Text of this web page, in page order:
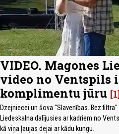
VIDEO. Magones
video no Ventspils
komplimentu jūru 1
Dzejniecei un šova "Slavenības. Bez
Liedeskalna dalījusies ar kadriem no
kā viņa ļaujas dejai ar kādu kungu.